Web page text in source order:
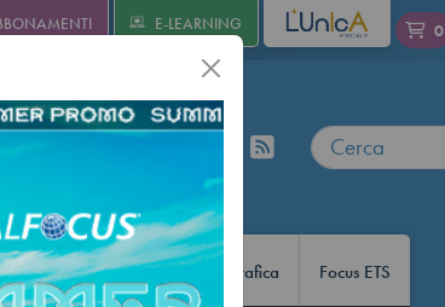
E-LEARNING L'UNICA 0
Revisione Infografica Focus ETS